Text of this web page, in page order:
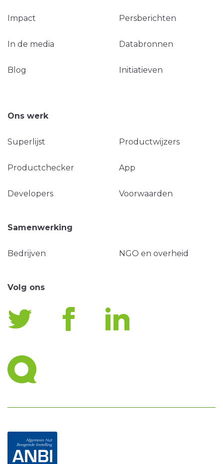
Impact Persberichten
In de media Databronnen
Blog Initiatieven
Ons werk
Superlijst Productwijzers
Productchecker App
Developers Voorwaarden
Samenwerking
Bedrijven NGO en overheid
Volg ons